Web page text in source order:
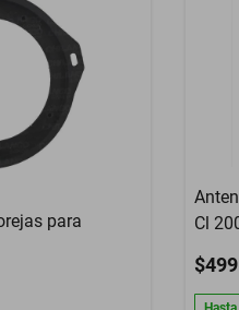
para
Cl
$499